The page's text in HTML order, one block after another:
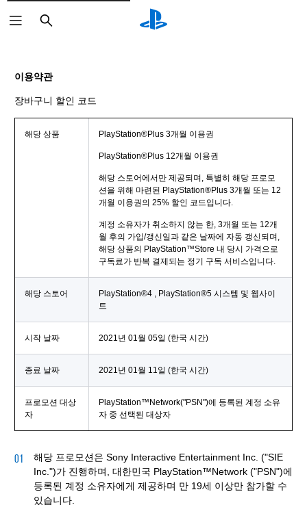
검
색
이용약관
장바구니 할인 코드
해당 상품 PlayStation®Plus 3개월 이용권
PlayStation®Plus 12개월 이용권
해당 스토어에서만 제공되며, 특별히 해당 프로모
션을 위해 마련된 PlayStation®Plus 3개월 또는 12
개월 이용권의 25% 할인 코드입니다.
계정 소유자가 취소하지 않는 한, 3개월 또는 12개
월 후의 가입/갱신일과 같은 날짜에 자동 갱신되며,
해당 상품의 PlayStation™Store 내 당시 가격으로
구독료가 반복 결제되는 정기 구독 서비스입니다.
해당 스토어
PlayStation®4 , PlayStation®5 시스템 및 웹사이
트
시작 날짜 2021년 01월 05일 (한국 시간)
종료 날짜 2021년 01월 11일 (한국 시간)
프로모션 대상
자
PlayStation™Network("PSN")에 등록된 계정 소유
자 중 선택된 대상자
해당 프로모션은 Sony Interactive Entertainment Inc. ("SIE
Inc.")가 진행하며, 대한민국 PlayStation™Network ("PSN")에
등록된 계정 소유자에게 제공하며 만 19세 이상만 참가할 수
있습니다.